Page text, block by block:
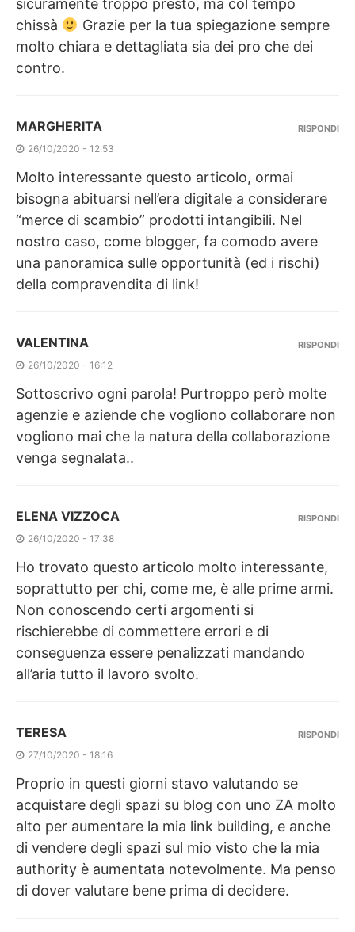
sicuramente troppo presto, ma col tempo
chissà
Grazie per la tua spiegazione sempre
molto chiara e dettagliata sia dei pro che dei
contro.
MARGHERITA
26/10/2020 - 12:53
Molto interessante questo articolo, ormai
bisogna abituarsi nell’era digitale a considerare
“merce di scambio” prodotti intangibili. Nel
nostro caso, come blogger, fa comodo avere
una panoramica sulle opportunità (ed i rischi)
della compravendita di link!
RISPONDI
VALENTINA
26/10/2020 - 16:12
Sottoscrivo ogni parola! Purtroppo però molte
agenzie e aziende che vogliono collaborare non
vogliono mai che la natura della collaborazione
venga segnalata..
RISPONDI
ELENA VIZZOCA
26/10/2020 - 17:38
Ho trovato questo articolo molto interessante,
soprattutto per chi, come me, è alle prime armi.
Non conoscendo certi argomenti si
rischierebbe di commettere errori e di
conseguenza essere penalizzati mandando
all’aria tutto il lavoro svolto.
RISPONDI
TERESA
27/10/2020 - 18:16
Proprio in questi giorni stavo valutando se
acquistare degli spazi su blog con uno ZA molto
alto per aumentare la mia link building, e anche
di vendere degli spazi sul mio visto che la mia
authority è aumentata notevolmente. Ma penso
di dover valutare bene prima di decidere.
RISPONDI